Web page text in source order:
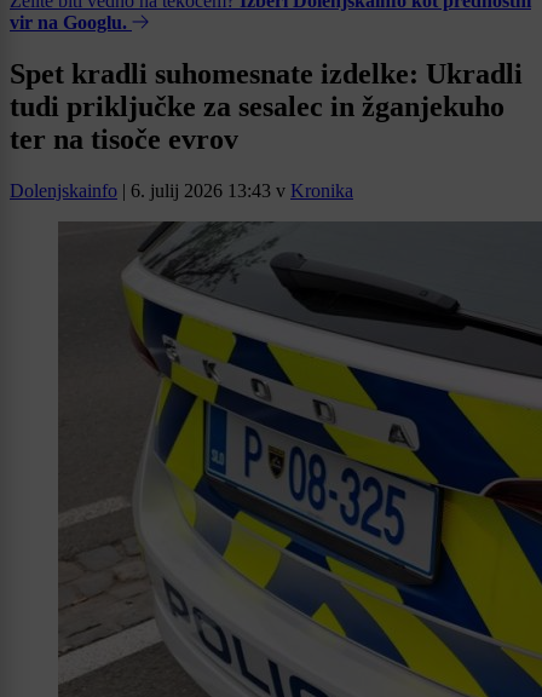
vir na Googlu.
Spet kradli suhomesnate izdelke: Ukradli
tudi priključke za sesalec in žganjekuho
ter na tisoče evrov
Dolenjskainfo | 6. julij 2026 13:43 v Kronika